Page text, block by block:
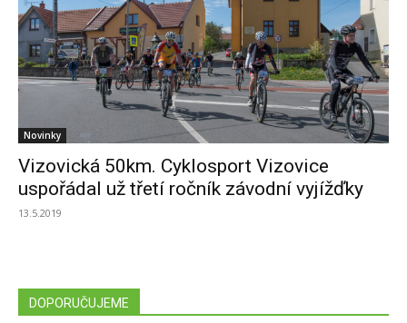
Novinky
Vizovická 50km. Cyklosport Vizovice
uspořádal už třetí ročník závodní vyjížďky
13.5.2019
DOPORUČUJEME